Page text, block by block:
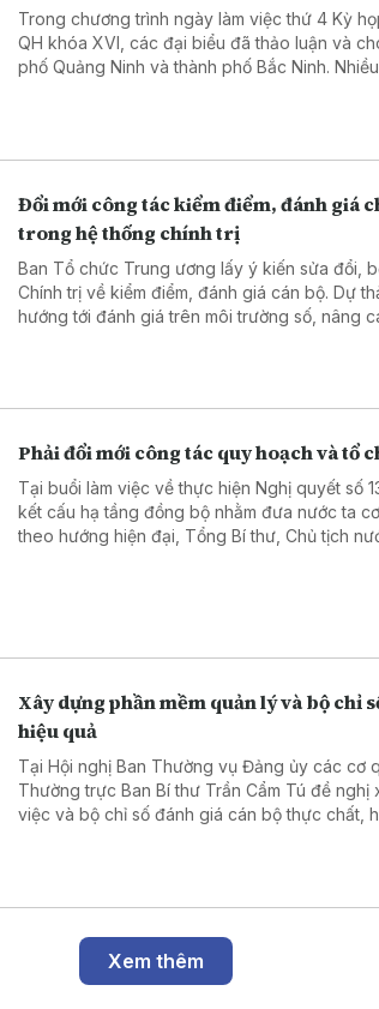
Trong chương trình ngày làm việc thứ 4 Kỳ
QH khóa XVI, các đại biểu đã thảo luận và
phố Quảng Ninh và thành phố Bắc Ninh.
Đổi mới công tác kiểm điểm, đánh giá
trong hệ thống chính trị
Ban Tổ chức Trung ương lấy ý kiến sửa đổi,
Chính trị về kiểm điểm, đánh giá cán bộ. Dự
hướng tới đánh giá trên môi trường số, nâng
Phải đổi mới công tác quy hoạch và tổ
Tại buổi làm việc về thực hiện Nghị quyết số
kết cấu hạ tầng đồng bộ nhằm đưa nước ta
theo hướng hiện đại, Tổng Bí thư, Chủ tịch
Xây dựng phần mềm quản lý và bộ chỉ
hiệu quả
Tại Hội nghị Ban Thường vụ Đảng ủy các cơ
Thường trực Ban Bí thư Trần Cẩm Tú đề
việc và bộ chỉ số đánh giá cán bộ thực chất,
Xem thêm